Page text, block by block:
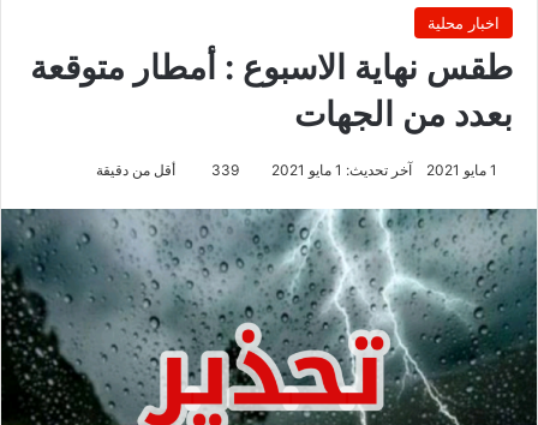
اخبار محلية
طقس نهاية الاسبوع : أمطار متوقعة
بعدد من الجهات
1 مايو 2021 آخر تحديث: 1 مايو 2021 339 أقل من دقيقة